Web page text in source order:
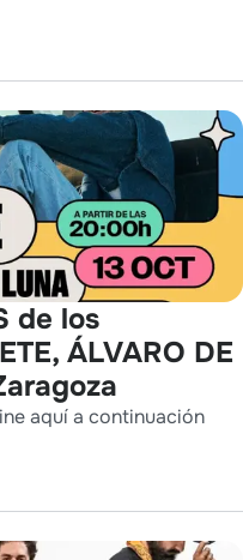
de los
ÁLVARO DE
aquí a continuación